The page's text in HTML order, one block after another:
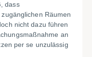
dass
Räumen
nicht dazu führen
an
per se unzulässig